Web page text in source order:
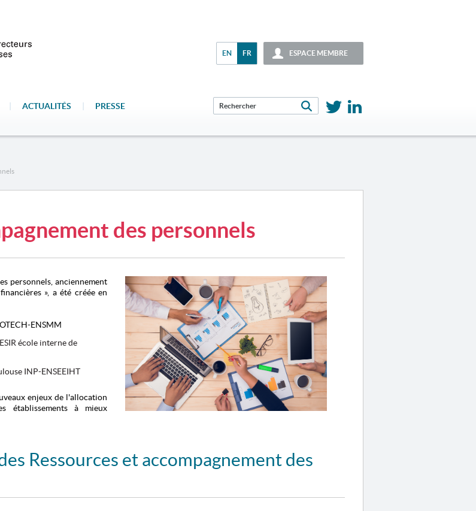
ESPACE MEMBRE
EN FR
ACTUALITÉS PRESSE
des personnels
personnels, anciennement
», a été créée en
ENSMM
école interne de
INP-ENSEEIHT
enjeux de l'allocation
établissements à mieux
Ressources et accompagnement des